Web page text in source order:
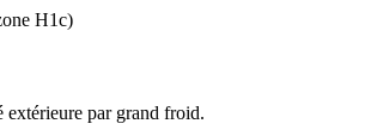
H1c)
extérieure par grand froid.